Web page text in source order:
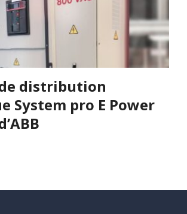
distribution
System pro E Power